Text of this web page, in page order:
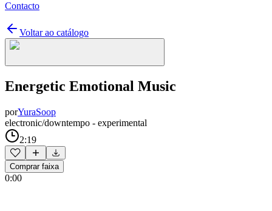
Contacto
Voltar ao catálogo
Energetic Emotional Music
porYuraSoop
electronic/downtempo - experimental
2:19
Comprar faixa
0:00